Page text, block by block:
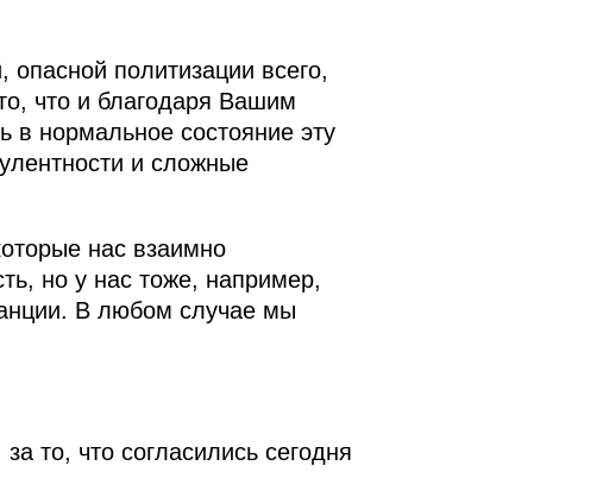
политизации всего,
что и благодаря Вашим
в нормальное состояние эту
и сложные
нас взаимно
но у нас тоже, например,
В любом случае мы
то, что согласились сегодня